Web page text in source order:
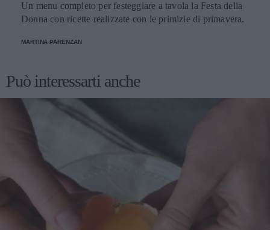
Un menu completo per festeggiare a tavola la Festa della
Donna con ricette realizzate con le primizie di primavera.
MARTINA PARENZAN
Può interessarti anche